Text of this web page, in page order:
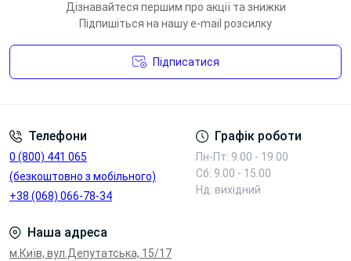
Дізнавайтеся першим про акції та знижки
Підпишіться на нашу e-mail розсилку
Підписатися
Телефони
0 (800) 441 065
(безкоштовно з мобільного)
+38 (068) 066-78-34
Графік роботи
Пн-Пт: 9.00 - 19.00
Сб: 9.00 - 15.00
Нд: вихідний
Наша адреса
м.Київ, вул.Депутатська, 15/17